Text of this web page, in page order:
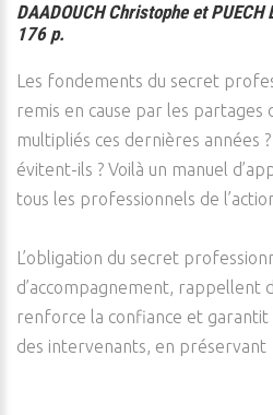
DAADOUCH Christophe et PUECH
176 p.
Les fondements du secret
remis en cause par les partages
multipliés ces dernières années
évitent-ils ? Voilà un manuel
tous les professionnels de
L’obligation du secret
d’accompagnement, rappellent
renforce la confiance et garantit
des intervenants, en préservant